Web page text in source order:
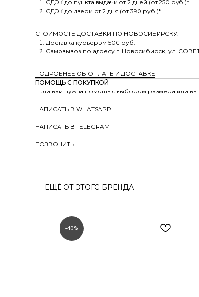
СДЭК до пункта выдачи от 2 дней (от 250 руб.)*
СДЭК до двери от 2 дня (от 390 руб.)*
СТОИМОСТЬ ДОСТАВКИ ПО НОВОСИБИРСКУ:
Доставка курьером 500 руб.
Самовывоз по адресу г. Новосибирск, ул.
ПОДРОБНЕЕ ОБ ОПЛАТЕ И ДОСТАВКЕ
ПОМОЩЬ С ПОКУПКОЙ
Если вам нужна помощь с выбором размера или вы
НАПИСАТЬ В WHATSAPP
НАПИСАТЬ В TELEGRAM
ПОЗВОНИТЬ
ЕЩЁ ОТ ЭТОГО БРЕНДА
-40%